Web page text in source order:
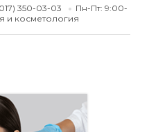
350-03-03
Пн-Пт: 9:00-
и косметология